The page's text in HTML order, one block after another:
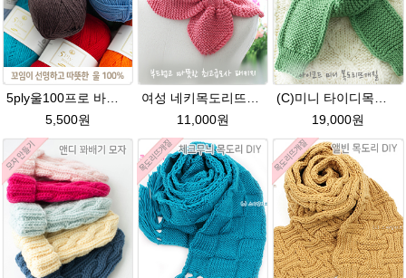
5ply울100프로 바라클라바뜨개질 5플라이 고급뜨개실 90g (울 100%) 제일모직 생산 얇은굵기 순모사
5,500원
여성 네키목도리뜨기 그레이스메리노울 뜨개실 2볼 DIY
11,000원
(C)미니 타이디목도리★그레이스메리노울 미니목도리뜨기 아이코드 뜨개질
19,000원